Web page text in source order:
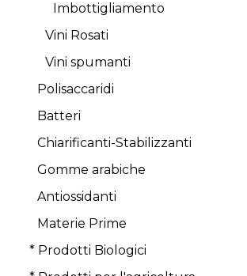
Imbottigliamento
Vini Rosati
Vini spumanti
Polisaccaridi
Batteri
Chiarificanti-Stabilizzanti
Gomme arabiche
Antiossidanti
Materie Prime
* Prodotti Biologici